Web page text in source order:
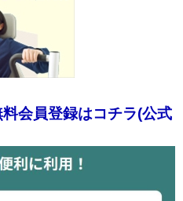
会員登録はコチラ(公式